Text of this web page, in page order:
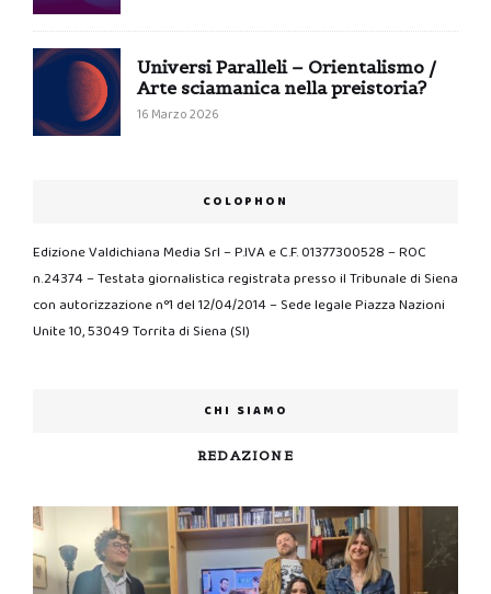
Universi Paralleli – Orientalismo /
Arte sciamanica nella preistoria?
16 Marzo 2026
COLOPHON
Edizione Valdichiana Media Srl – P.IVA e C.F. 01377300528 – ROC
n.24374 – Testata giornalistica registrata presso il Tribunale di Siena
con autorizzazione n°1 del 12/04/2014 – Sede legale Piazza Nazioni
Unite 10, 53049 Torrita di Siena (SI)
CHI SIAMO
REDAZIONE